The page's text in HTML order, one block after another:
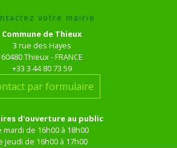
votre mairie
Commune de Thieux
3 rue des Hayes
60480 Thieux - FRANCE
+33 3 44 80 73 59
par formulaire
d'ouverture au public
mardi de 16h00 à 18h00
jeudi de 16h00 à 17h00